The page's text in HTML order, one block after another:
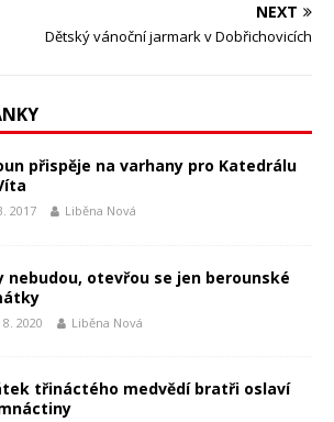
NEXT
Dětský vánoční jarmark v Dobřichovicích
přispěje na varhany pro Katedrálu
2017 Liběna Nová
nebudou, otevřou se jen berounské
8. 2020 Liběna Nová
třináctého medvědí bratři oslaví